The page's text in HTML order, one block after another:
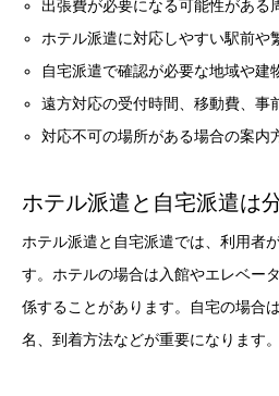
出張費が必要になる可能性がある
ホテル派遣に対応しやすい駅前や
自宅派遣で確認が必要な地域や建
遠方対応の受付時間、移動費、事
対応不可の場所がある場合の案内
ホテル派遣と自宅派遣は
ホテル派遣と自宅派遣では、利用者
す。ホテルの場合は入館やエレベー
係することがあります。自宅の場合
名、到着方法などが重要になります。